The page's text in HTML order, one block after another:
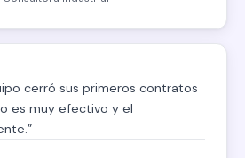
cerró sus primeros contratos
es muy efectivo y el
”